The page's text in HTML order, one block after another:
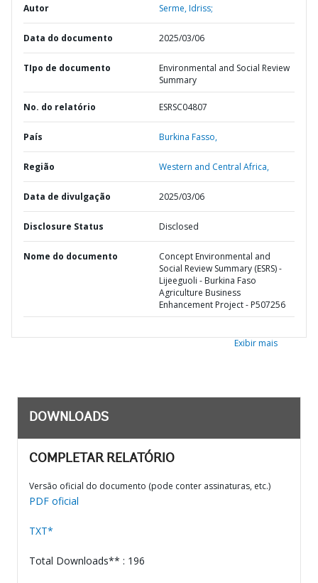
Autor Serme, Idriss;
Data do documento 2025/03/06
TIpo de documento
Environmental and Social Review
Summary
No. do relatório ESRSC04807
País Burkina Fasso,
Região Western and Central Africa,
Data de divulgação 2025/03/06
Disclosure Status Disclosed
Nome do documento
Concept Environmental and
Social Review Summary (ESRS) -
Lijeeguoli - Burkina Faso
Agriculture Business
Enhancement Project - P507256
Exibir mais
DOWNLOADS
COMPLETAR RELATÓRIO
Versão oficial do documento (pode conter assinaturas, etc.)
PDF oficial
TXT*
Total Downloads** : 196